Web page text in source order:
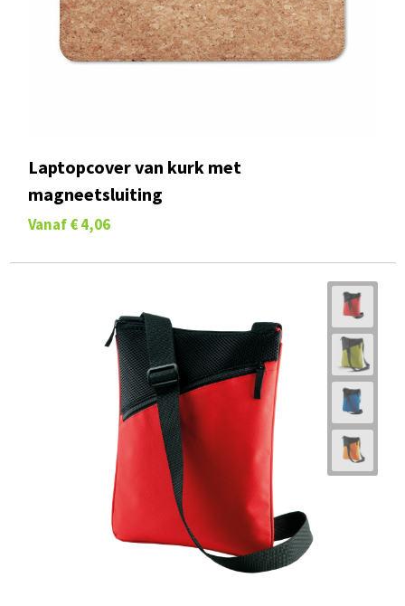
Laptopcover van kurk met
magneetsluiting
Vanaf € 4,06